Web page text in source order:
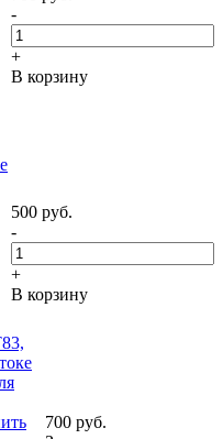
-
+
В корзину
500 руб.
-
+
В корзину
700 руб.